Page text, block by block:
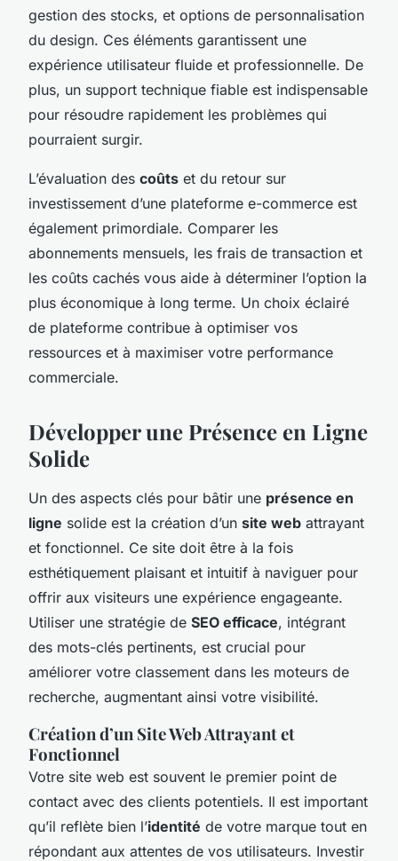
gestion des stocks, et options de personnalisation
du design. Ces éléments garantissent une
expérience utilisateur fluide et professionnelle. De
plus, un support technique fiable est indispensable
pour résoudre rapidement les problèmes qui
pourraient surgir.
L’évaluation des coûts et du retour sur
investissement d’une plateforme e-commerce est
également primordiale. Comparer les
abonnements mensuels, les frais de transaction et
les coûts cachés vous aide à déterminer l’option la
plus économique à long terme. Un choix éclairé
de plateforme contribue à optimiser vos
ressources et à maximiser votre performance
commerciale.
Développer une Présence en Ligne
Solide
Un des aspects clés pour bâtir une présence en
ligne solide est la création d’un site web attrayant
et fonctionnel. Ce site doit être à la fois
esthétiquement plaisant et intuitif à naviguer pour
offrir aux visiteurs une expérience engageante.
Utiliser une stratégie de SEO efficace, intégrant
des mots-clés pertinents, est crucial pour
améliorer votre classement dans les moteurs de
recherche, augmentant ainsi votre visibilité.
Création d’un Site Web Attrayant et
Fonctionnel
Votre site web est souvent le premier point de
contact avec des clients potentiels. Il est important
qu’il reflète bien l’identité de votre marque tout en
répondant aux attentes de vos utilisateurs. Investir